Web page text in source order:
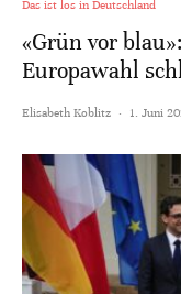
Das ist los in Deutschland
«Grün vor
Europawahl
Elisabeth Koblitz · 1. Juni